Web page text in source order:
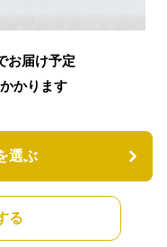
お届け予定
かります
選ぶ
る